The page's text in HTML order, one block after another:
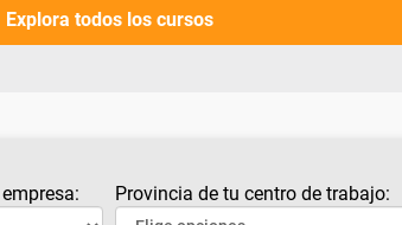
Explora todos los cursos
Provincia de tu centro de trabajo: